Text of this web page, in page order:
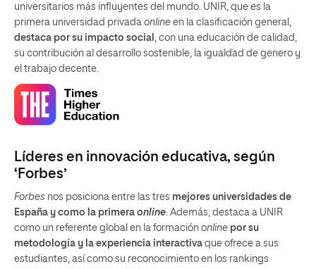
universitarios más influyentes del mundo. UNIR, que es la
primera universidad privada online en la clasificación general,
destaca por su impacto social , con una educación de calidad,
su contribución al desarrollo sostenible, la igualdad de genero y
el trabajo decente.
Líderes en innovación educativa, según
‘Forbes’
Forbes nos posiciona entre las tres mejores universidades de
España y como la primera online. Además, destaca a UNIR
como un referente global en la formación online por su
metodología y la experiencia interactiva que ofrece a sus
estudiantes, así como su reconocimiento en los rankings